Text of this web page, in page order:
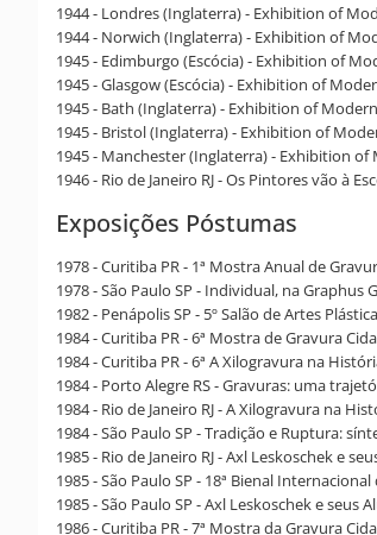
1944 - Londres (Inglaterra) - Exhibition of
1944 - Norwich (Inglaterra) - Exhibition of
1945 - Edimburgo (Escócia) - Exhibition of
1945 - Glasgow (Escócia) - Exhibition of
1945 - Bath (Inglaterra) - Exhibition of
1945 - Bristol (Inglaterra) - Exhibition of
1945 - Manchester (Inglaterra) - Exhibition
1946 - Rio de Janeiro RJ - Os Pintores vão à
Exposições Póstumas
1978 - Curitiba PR - 1ª Mostra Anual de
1978 - São Paulo SP - Individual, na Graphus
1982 - Penápolis SP - 5º Salão de Artes
1984 - Curitiba PR - 6ª Mostra de Gravura
1984 - Curitiba PR - 6ª A Xilogravura na
1984 - Porto Alegre RS - Gravuras: uma
1984 - Rio de Janeiro RJ - A Xilogravura na
1984 - São Paulo SP - Tradição e Ruptura:
1985 - Rio de Janeiro RJ - Axl Leskoschek e
1985 - São Paulo SP - 18ª Bienal
1985 - São Paulo SP - Axl Leskoschek e seus
1986 - Curitiba PR - 7ª Mostra da Gravura